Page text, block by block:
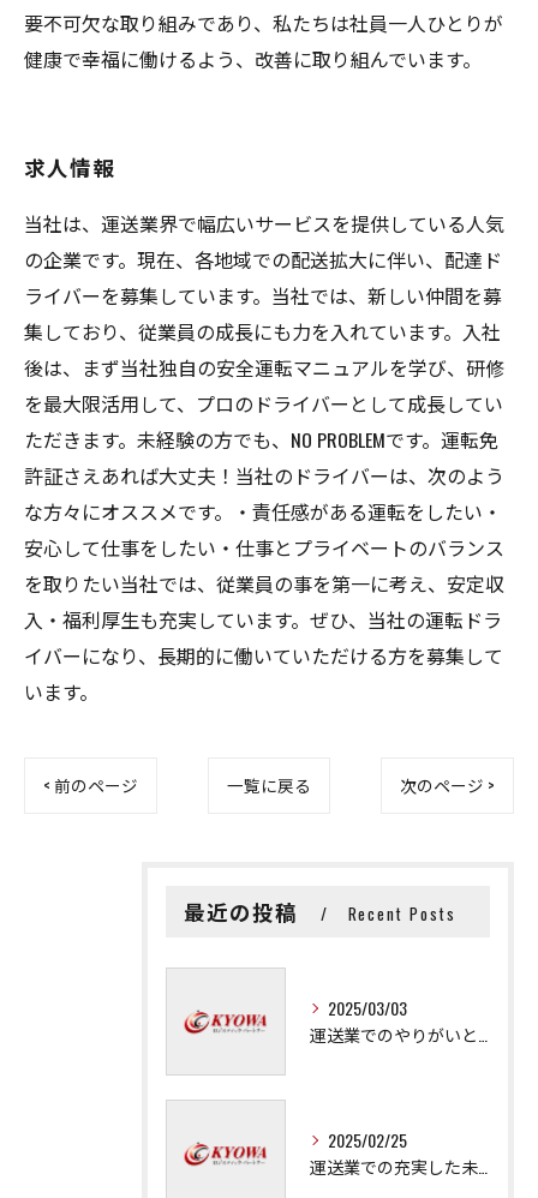
要不可欠な取り組みであり、私たちは社員一人ひとりが
健康で幸福に働けるよう、改善に取り組んでいます。
求人情報
当社は、運送業界で幅広いサービスを提供している人気
の企業です。現在、各地域での配送拡大に伴い、配達ド
ライバーを募集しています。当社では、新しい仲間を募
集しており、従業員の成長にも力を入れています。入社
後は、まず当社独自の安全運転マニュアルを学び、研修
を最大限活用して、プロのドライバーとして成長してい
ただきます。未経験の方でも、NO PROBLEMです。運転免
許証さえあれば大丈夫！当社のドライバーは、次のよう
な方々にオススメです。・責任感がある運転をしたい・
安心して仕事をしたい・仕事とプライベートのバランス
を取りたい当社では、従業員の事を第一に考え、安定収
入・福利厚生も充実しています。ぜひ、当社の運転ドラ
イバーになり、長期的に働いていただける方を募集して
います。
< 前のページ 一覧に戻る 次のページ >
最近の投稿 Recent Posts
2025/03/03
2025/02/25